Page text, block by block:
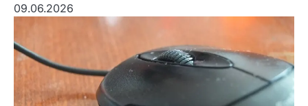
09.06.2026